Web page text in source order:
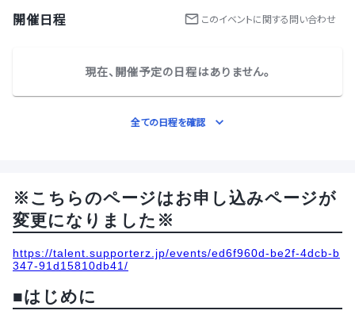
開催日程 このイベントに関する問い合わせ
現在、開催予定の日程はありません。
全ての日程を確認
※こちらのページはお申し込みページが
変更になりました※
https://talent.supporterz.jp/events/ed6f960d-be2f-4dcb-b
347-91d15810db41/
■はじめに